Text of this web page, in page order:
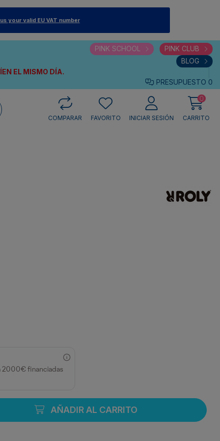
your valid EU VAT number
EL MISMO DÍA.
PINK SCHOOL
PINK CLUB
BLOG
PRESUPUESTO 0
COMPARAR
FAVORITO INICIAR SESIÓN
0
CARRITO
2000€ financiadas
AÑADIR AL CARRITO